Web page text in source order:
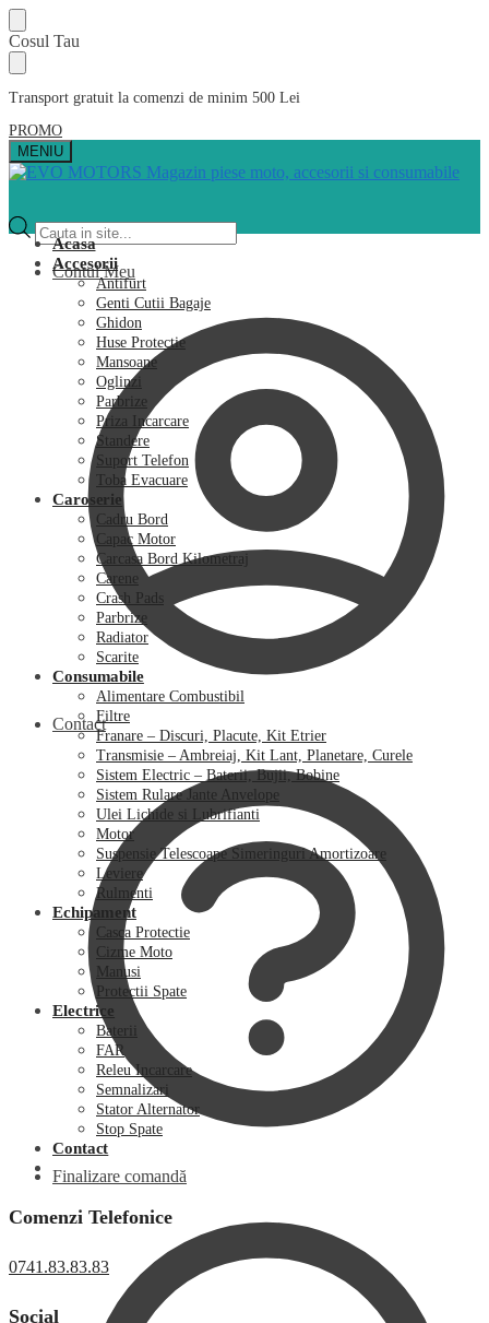
Skip
to
navigation
Skip
to
content
Cosul Tau
Transport gratuit la comenzi de minim 500 Lei
PROMO
MENIU
Products
search
Contul Meu
Contact
Finalizare comandă
Acasa
Accesorii
Antifurt
Genti Cutii Bagaje
Ghidon
Huse Protectie
Mansoane
Oglinzi
Parbrize
Priza Incarcare
Standere
Suport Telefon
Toba Evacuare
Caroserie
Cadru Bord
Capac Motor
Carcasa Bord Kilometraj
Carene
Crash Pads
Parbrize
Radiator
Scarite
Consumabile
Alimentare Combustibil
Filtre
Franare – Discuri, Placute, Kit Etrier
Transmisie – Ambreiaj, Kit Lant, Planetare, Curele
Sistem Electric – Baterii, Bujii, Bobine
Sistem Rulare Jante Anvelope
Ulei Lichide si Lubrifianti
Motor
Suspensie Telescoape Simeringuri Amortizoare
Leviere
Rulmenti
Echipament
Casca Protectie
Cizme Moto
Manusi
Protectii Spate
Electrice
Baterii
FAR
Releu Incarcare
Semnalizari
Stator Alternator
Stop Spate
Contact
Comenzi Telefonice
0741.83.83.83
Social